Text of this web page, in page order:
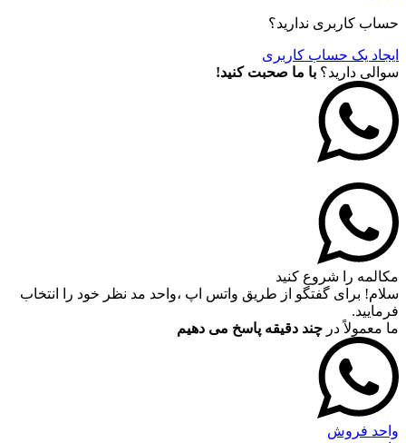
حساب کاربری ندارید؟
ایجاد یک حساب کاربری
سوالی دارید؟ با ما صحبت کنید!
مکالمه را شروع کنید
سلام! برای گفتگو از طریق واتس اپ ،واحد مد نظر خود را انتخاب
فرمایید.
ما معمولاً در چند دقیقه پاسخ می دهیم
واحد فروش